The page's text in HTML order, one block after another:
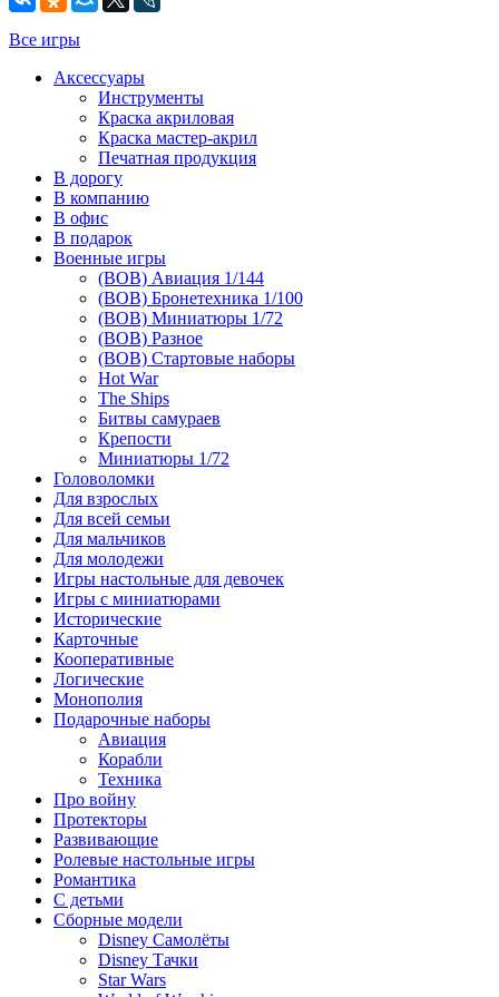
Все игры
Аксессуары
Инструменты
Краска акриловая
Краска мастер-акрил
Печатная продукция
В дорогу
В компанию
В офис
В подарок
Военные игры
(ВОВ) Авиация 1/144
(ВОВ) Бронетехника 1/100
(ВОВ) Миниатюры 1/72
(ВОВ) Разное
(ВОВ) Стартовые наборы
Hot War
The Ships
Битвы самураев
Крепости
Миниатюры 1/72
Головоломки
Для взрослых
Для всей семьи
Для мальчиков
Для молодежи
Игры настольные для девочек
Игры с миниатюрами
Исторические
Карточные
Кооперативные
Логические
Монополия
Подарочные наборы
Авиация
Корабли
Техника
Про войну
Протекторы
Развивающие
Ролевые настольные игры
Романтика
С детьми
Сборные модели
Disney Самолёты
Disney Тачки
Star Wars